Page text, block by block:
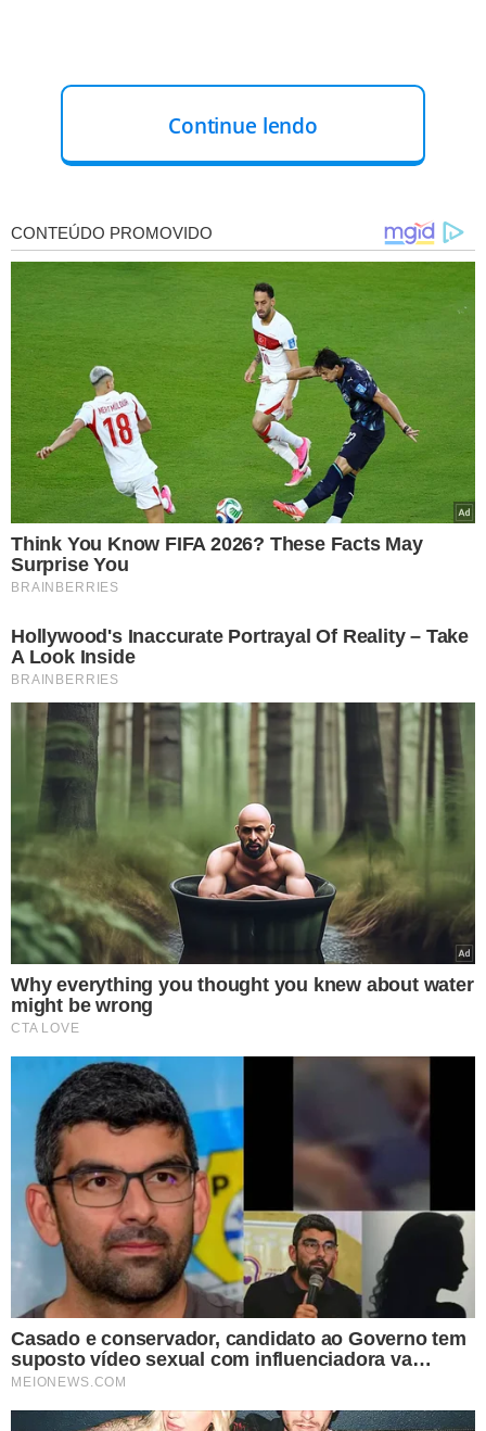
“Toda hora a gente tem que expor o nível
de várzea que é Moraes com a caneta do
STF.O ideal seria ele fora do STF.
Trabalharei para isto também, tá,
Moraes?”, afirmou o parlamentar.
Eduardo também mencionou a revogação de seu visto
segundo ele, resultou de articulações com autoridades
norte-americanas em meio às investigações conduzidas
pelo Supremo contra ele e aliados do ex-presidente Jair
Bolsonaro (PL).O deputado afirmou ainda que esse
episódio foi apenas o “começo” de uma ofensiva
contra o ministro Alexandre de Moraes.
Quando a gente fala que o visto foi só o
começo, é porque o nosso objetivo será
te tirar da corte. Você não é digno de
estar no topo do poder Judiciário e eu tô
disposto a me sacrificar para levar essa
ação adiante.
Ainda durante a transmissão, Eduardo Bolsonaro
ironizou a possibilidade de se tornar alvo de uma
operação policial, chegando a sugerir que Alexandre de
Moraes acionasse até autoridades internacionais.
gostou? Coloca o Trump junto aí na investigação.
Coloca toda a nossa quadrilha aqui do Marco Rubio,
etc. E manda a Interpol vir pegar a gente”.
O deputado concluiu o ataque ao ministro alegando que
Alexandre de Moraes já teria sofrido pressões dos
Estados Unidos: “Sabe por que você não vai fazer isso,
Alexandre? Porque você já tomou um sabão da Interpol.
Ou melhor, você já tomou um sabão dos Estados
Unidos.”
Continue lendo